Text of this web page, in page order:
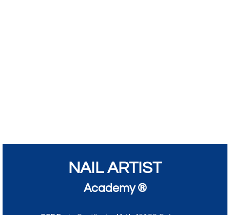
NAIL ARTIST
Academy ®